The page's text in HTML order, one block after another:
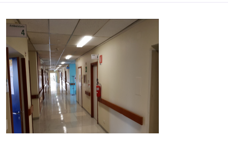
Descrizione